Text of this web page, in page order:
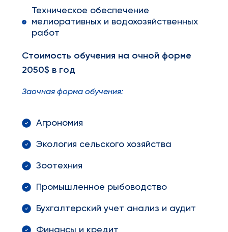
Техническое обеспечение
мелиоративных и водохозяйственных
работ
Стоимость обучения на очной форме
2050$ в год
Заочная форма обучения:
Агрономия
Экология сельского хозяйства
Зоотехния
Промышленное рыбоводство
Бухгалтерский учет анализ и аудит
Финансы и кредит